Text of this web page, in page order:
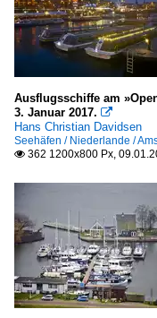
Sonstige
Schulschiffe
Sonstige
Unternehmen
Deutschland
A-ROSA
Italien
Costa
USA
Ausflugsschiffe am
3. Januar 2017. 
Hans Christian Davidsen
Seehäfen / Niederlande /
 362 1200x800 Px,